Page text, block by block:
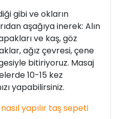
gibi ve okların
aşağıya inerek: Alın
ve kaş, göz
ağız çevresi, çene
bitiriyoruz. Masaj
10-15 kez
yapabilirsiniz.